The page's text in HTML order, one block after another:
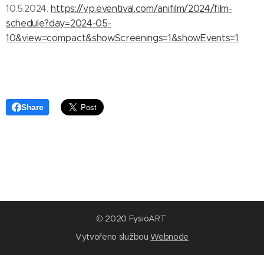
10.5.2024.https://vp.eventival.com/anifilm/2024/film-
schedule?day=2024-05-
10&view=compact&showScreenings=1&showEvents=1
Share
© 2020 FysioART
Vytvořeno službouWebnode